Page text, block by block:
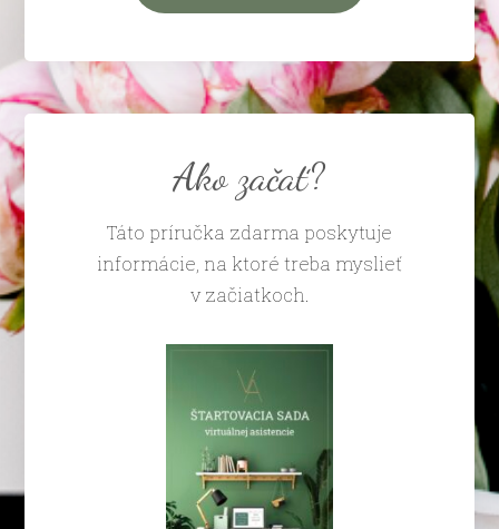
Ako začať?
Táto príručka zdarma poskytuje
informácie, na ktoré treba myslieť
v začiatkoch.